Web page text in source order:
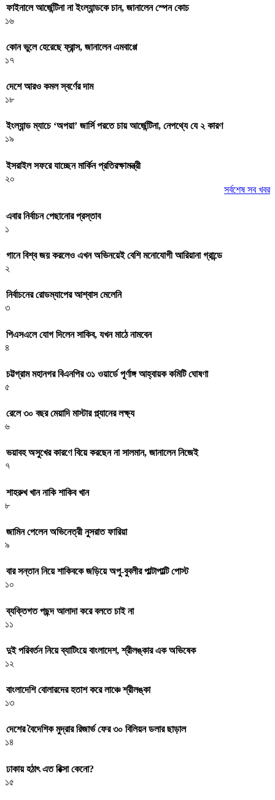
ফাইনালে আর্জেন্টিনা না ইংল্যান্ডকে চান, জানালেন স্পেন কোচ
১৬
কোন ভুলে হেরেছে ফ্রান্স, জানালেন এমবাপ্পে
১৭
দেশে আরও কমল স্বর্ণের দাম
১৮
ইংল্যান্ড ম্যাচে ‘অপয়া’ জার্সি পরতে চায় আর্জেন্টিনা, নেপথ্যে যে ২ কারণ
১৯
ইসরাইল সফরে যাচ্ছেন মার্কিন প্রতিরক্ষামন্ত্রী
২০
সর্বশেষ সব খবর
এবার নির্বাচন পেছানোর প্রস্তাব
১
গানে বিশ্ব জয় করলেও এখন অভিনয়েই বেশি মনোযোগী আরিয়ানা গ্রান্ডে
২
নির্বাচনের রোডম্যাপের আশ্বাস মেলেনি
৩
পিএসএলে যোগ দিলেন সাকিব, যখন মাঠে নামবেন
৪
চট্টগ্রাম মহানগর বিএনপির ৩১ ওয়ার্ডে পূর্ণাঙ্গ আহ্বায়ক কমিটি ঘোষণা
৫
রেলে ৩০ বছর মেয়াদি মাস্টার প্ল্যানের লক্ষ্য
৬
ভয়াবহ অসুখের কারণে বিয়ে করছেন না সালমান, জানালেন নিজেই
৭
শাহরুখ খান নাকি শাকিব খান
৮
জামিন পেলেন অভিনেত্রী নুসরাত ফারিয়া
৯
বার সন্তান নিয়ে শাকিবকে জড়িয়ে অপু-বুবলীর পাল্টাপাল্টি পোস্ট
১০
ব্যক্তিগত পছন্দ আলাদা করে বলতে চাই না
১১
দুই পরিবর্তন নিয়ে ব্যাটিংয়ে বাংলাদেশ, শ্রীলঙ্কার এক অভিষেক
১২
বাংলাদেশি বোলারদের হতাশ করে লাঞ্চে শ্রীলঙ্কা
১৩
দেশের বৈদেশিক মুদ্রার রিজার্ভ ফের ৩০ বিলিয়ন ডলার ছাড়াল
১৪
ঢাকায় হঠাৎ এত রিক্সা কেনো?
১৫